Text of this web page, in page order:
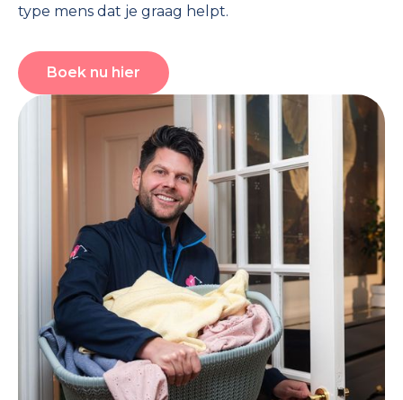
type mens dat je graag helpt.
Boek nu hier